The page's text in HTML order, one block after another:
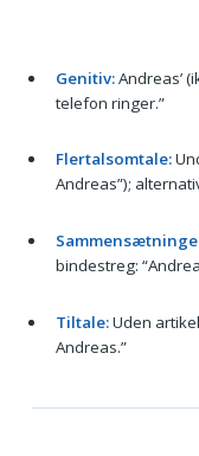
Genitiv:Andreas’
telefon ringer.”
Flertalsomtale:
Andreas”);
bindestreg:
Tiltale:Uden
Andreas.”